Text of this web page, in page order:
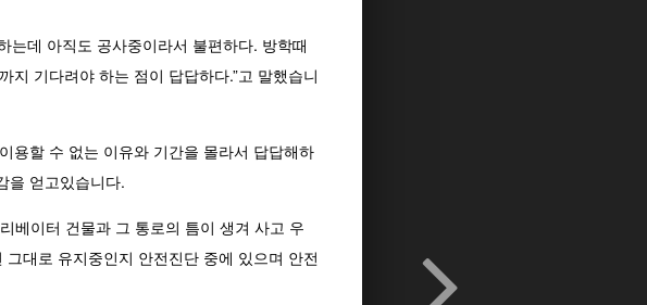
는데 아직도 공사중이라서 불편하다. 방학때
기다려야 하는 점이 답답하다.”고 말했습니
용할 수 없는 이유와 기간을 몰라서 답답해하
을 얻고있습니다.
베이터 건물과 그 통로의 틈이 생겨 사고 우
대로 유지중인지 안전진단 중에 있으며 안전